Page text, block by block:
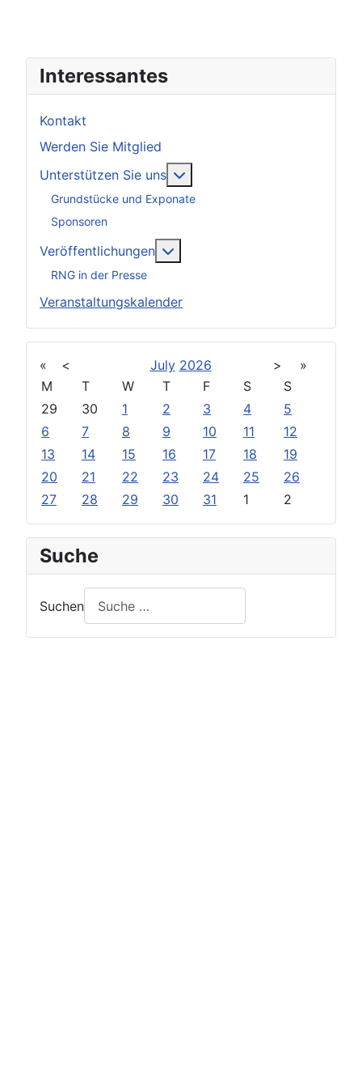
Interessantes
Kontakt
Werden Sie Mitglied
Unterstützen Sie uns
Grundstücke und Exponate
Sponsoren
Veröffentlichungen
RNG in der Presse
Veranstaltungskalender
« < July 2026 >
»
M
T W T F S
S
29
30 1 2 3 4
5
6
7 8 9 10 11
12
13
14 15 16 17 18
19
20
21 22 23 24 25
26
27
28 29 30 31 1 2
Suche
Suchen